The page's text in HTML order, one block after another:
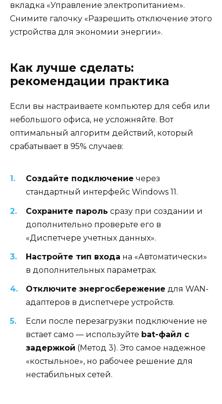
вкладка «Управление электропитанием».
Снимите галочку «Разрешить отключение этого
устройства для экономии энергии».
Как лучше сделать:
рекомендации практика
Если вы настраиваете компьютер для себя или
небольшого офиса, не усложняйте. Вот
оптимальный алгоритм действий, который
срабатывает в 95% случаев:
Создайте подключение через
стандартный интерфейс Windows 11.
Сохраните пароль сразу при создании и
дополнительно проверьте его в
«Диспетчере учетных данных».
Настройте тип входа на «Автоматически»
в дополнительных параметрах.
Отключите энергосбережение для WAN-
адаптеров в диспетчере устройств.
Если после перезагрузки подключение не
встает само — используйте bat-файл с
задержкой (Метод 3). Это самое надежное
«костыльное», но рабочее решение для
нестабильных сетей.